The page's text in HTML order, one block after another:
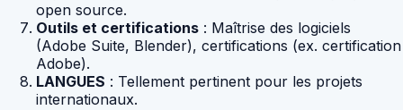
open source.
Outils et certifications : Maîtrise des logiciels
(Adobe Suite, Blender), certifications (ex. certification
Adobe).
LANGUES : Tellement pertinent pour les projets
internationaux.